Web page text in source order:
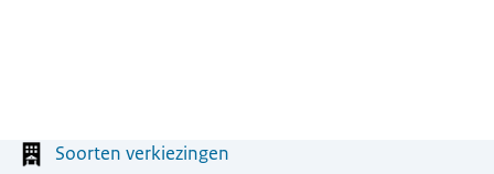
MenuSoorten verkiezingen